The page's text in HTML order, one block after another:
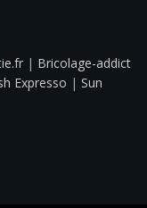
| Bricolage-addict
Expresso | Sun